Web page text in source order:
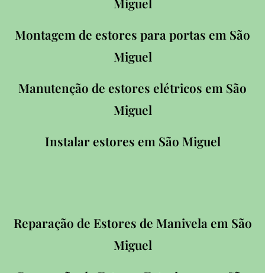
Montagem de estores para portas em São
Miguel
Manutenção de estores elétricos em São
Miguel
Instalar estores em São Miguel
Reparação de Estores de Manivela em São
Miguel